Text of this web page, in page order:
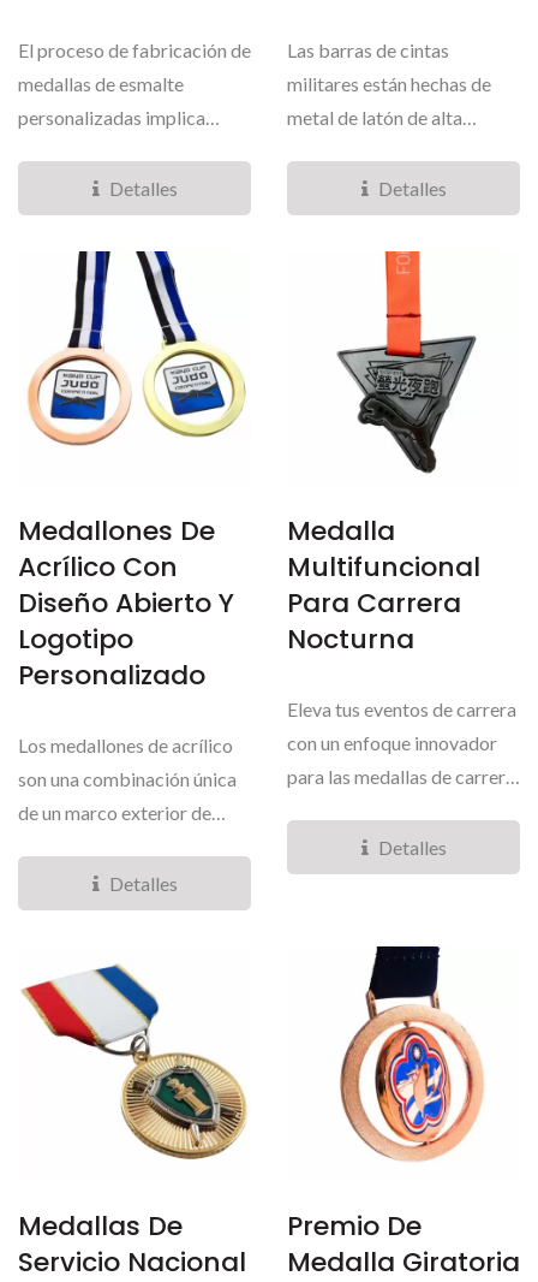
El proceso de fabricación de
medallas de esmalte
personalizadas implica
Detalles
Las barras de cintas
militares están hechas de
metal de latón de alta
Detalles
Medallones De
Acrílico Con
Diseño Abierto Y
Logotipo
Personalizado
Los medallones de acrílico
son una combinación única
de un marco exterior de
Detalles
Medalla
Multifuncional
Para Carrera
Nocturna
Eleva tus eventos de carrera
con un enfoque innovador
para las medallas de carrera.
Detalles
Medallas De
Servicio Nacional
Premio De
Medalla Giratoria